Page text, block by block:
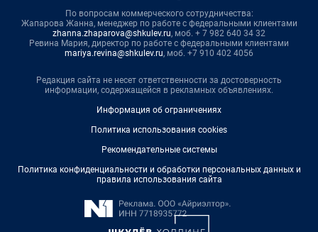
По вопросам коммерческого сотрудничества:
Жапарова Жанна, менеджер по работе с федеральными клиентами
zhanna.zhaparova@shkulev.ru, моб. + 7 982 640 34 32
Ревина Мария, директор по работе с федеральными клиентами
mariya.revina@shkulev.ru, моб. +7 910 402 4056
Редакция сайта не несет ответственности за достоверность
информации, содержащейся в рекламных объявлениях.
Информация об ограничениях
Политика использования cookies
Рекомендательные системы
Политика конфиденциальности и обработки персональных данных и
правила использования сайта